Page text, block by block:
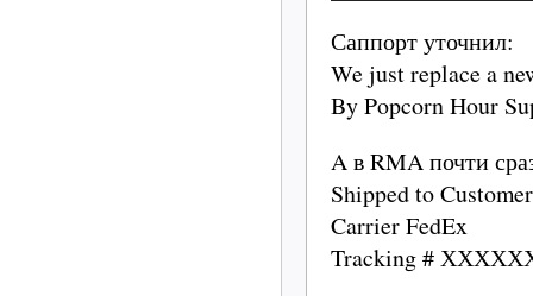
Саппорт уточнил:
We just replace a
By Popcorn Hour
A в RMA почти
Shipped to
Carrier FedEx
Tracking #